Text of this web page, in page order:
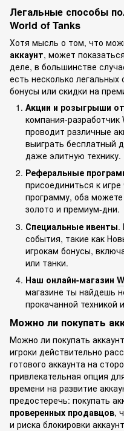
Легальные способы
World of Tanks
Хотя мысль о том, что
аккаунт, может
деле, в большинстве
есть несколько
бонусы или скидки на
Акции и розыгрыши
компания-разработчик
проводит различные
выиграть бесплатный
даже элитную технику.
Реферальные
присоединиться к
программу, оба
золото и премиум-дни.
Специальные ивенты.
события, такие как
игрокам бонусы,
или танки.
Наш онлайн-магазин
магазине ты найдешь
прокачанной техникой
Можно ли покупать
Можно ли покупать
игроки действительно
готового аккаунта на
привлекательная опция
времени на развитие
предостеречь: покупать
проверенных продавцов,
и риска блокировки